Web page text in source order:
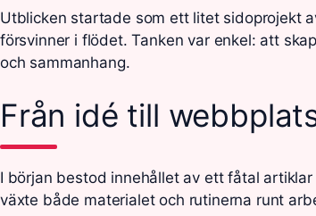
Utblicken startade som ett litet sidoprojekt
försvinner i flödet. Tanken var enkel: att
och sammanhang.
Från idé till
I början bestod innehållet av ett fåtal
växte både materialet och rutinerna runt